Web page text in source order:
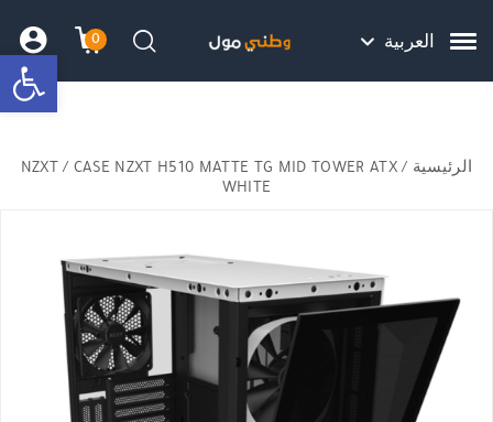
هل نزلت التطبيق ليصلك كل جديد ؟
العربية 0
עגלתחיפוש
الرئيسية /
NZXT/ CASE NZXT H510 MATTE TG MID TOWER ATX
WHITE